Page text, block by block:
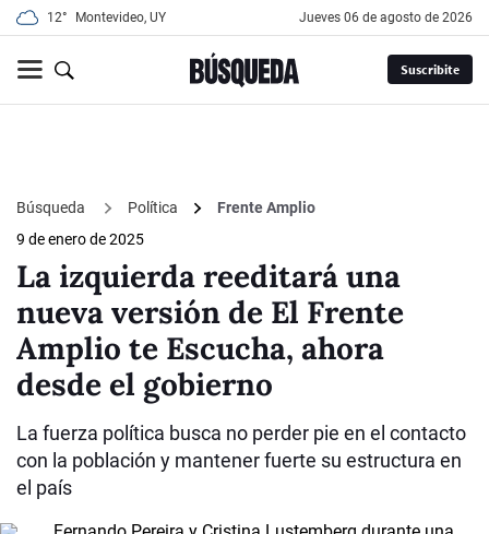
12° Montevideo, UY jueves 06 de agosto de 2026
Suscribite
Búsqueda Política
Frente Amplio
9 de enero de 2025
La izquierda reeditará una
nueva versión de El Frente
Amplio te Escucha, ahora
desde el gobierno
La fuerza política busca no perder pie en el contacto
con la población y mantener fuerte su estructura en
el país